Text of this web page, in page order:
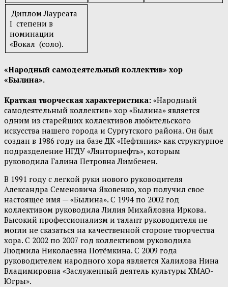
Диплом Лауреата
I степени в
номинации
«Вокал (соло).
«Народный самодеятельный коллектив» хор
«Былина».
Краткая творческая характеристика: «Народный
самодеятельный коллектив» хор «Былина» является
одним из старейших коллективов любительского
искусства нашего города и Сургутского района. Он был
создан в 1986 году на базе ДК «Нефтяник» как структурное
подразделение НГДУ «Лянторнефть», которым
руководила Галина Петровна Лимбенен.
В 1991 году с легкой руки нового руководителя
Александра Семеновича Яковенко, хор получил свое
настоящее имя — «Былина». С 1994 по 2002 год
коллективом руководила Лилия Михайловна Иркова.
Высокий профессионализм и талант руководителя не
могли не сказаться на качественной стороне творчества
хора. С 2002 по 2007 год коллективом руководила
Людмила Николаевна Потёмкина. С 2009 года
руководителем народного хора является Халилова Нина
Владимировна «Заслуженный деятель культуры ХМАО-
Югры».